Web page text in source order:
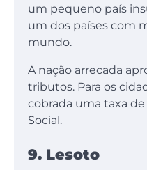
um pequeno país
um dos países com
mundo.
A nação arrecada
tributos. Para os
cobrada uma taxa de
Social.
9. Lesoto